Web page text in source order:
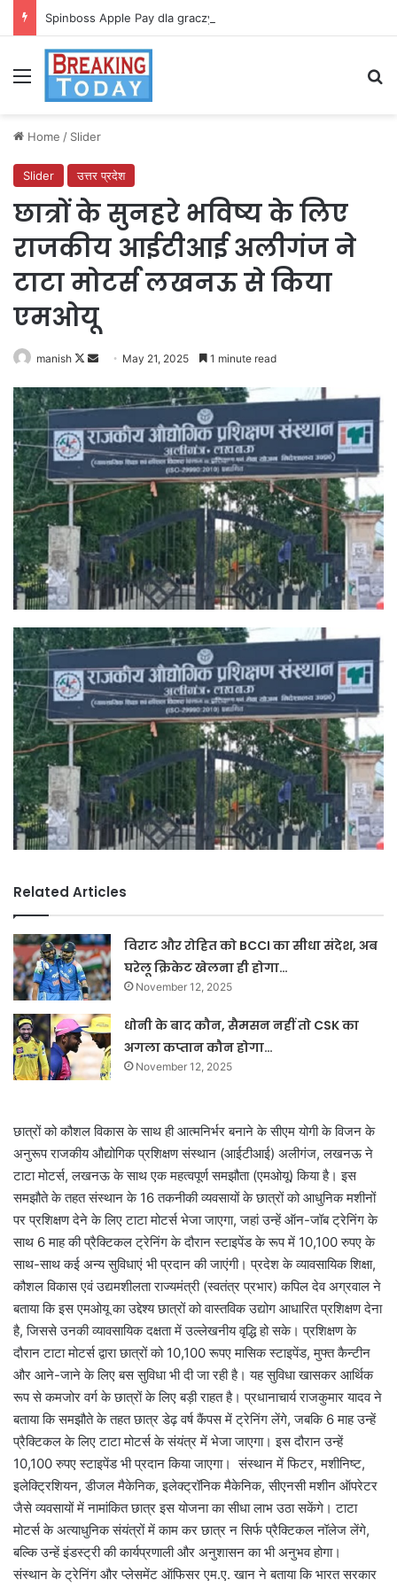
Spinboss Apple Pay dla graczy na iPhone
Menu
Home / Slider
Slider उत्तर प्रदेश
छात्रों के सुनहरे भविष्य के लिए
राजकीय आईटीआई अलीगंज ने
टाटा मोटर्स लखनऊ से किया
एमओयू
manish
Follow
X
Send
email
May 21, 2025 1 minute read
Related Articles
विराट और रोहित को BCCI का सीधा संदेश, अब
घरेलू क्रिकेट खेलना ही होगा…
November 12, 2025
धोनी के बाद कौन, सैमसन नहीं तो CSK का
अगला कप्तान कौन होगा…
November 12, 2025
छात्रों को कौशल विकास के साथ ही आत्मनिर्भर बनाने के सीएम योगी के विजन के
अनुरूप राजकीय औद्योगिक प्रशिक्षण संस्थान (आईटीआई) अलीगंज, लखनऊ ने
टाटा मोटर्स, लखनऊ के साथ एक महत्वपूर्ण समझौता (एमओयू) किया है। इस
समझौते के तहत संस्थान के 16 तकनीकी व्यवसायों के छात्रों को आधुनिक मशीनों
पर प्रशिक्षण देने के लिए टाटा मोटर्स भेजा जाएगा, जहां उन्हें ऑन-जॉब ट्रेनिंग के
साथ 6 माह की प्रैक्टिकल ट्रेनिंग के दौरान स्टाइपेंड के रूप में 10,100 रुपए के
साथ-साथ कई अन्य सुविधाएं भी प्रदान की जाएंगी। प्रदेश के व्यावसायिक शिक्षा,
कौशल विकास एवं उद्यमशीलता राज्यमंत्री (स्वतंत्र प्रभार) कपिल देव अग्रवाल ने
बताया कि इस एमओयू का उद्देश्य छात्रों को वास्तविक उद्योग आधारित प्रशिक्षण देना
है, जिससे उनकी व्यावसायिक दक्षता में उल्लेखनीय वृद्धि हो सके। प्रशिक्षण के
दौरान टाटा मोटर्स द्वारा छात्रों को 10,100 रूपए मासिक स्टाइपेंड, मुफ्त कैन्टीन
और आने-जाने के लिए बस सुविधा भी दी जा रही है। यह सुविधा खासकर आर्थिक
रूप से कमजोर वर्ग के छात्रों के लिए बड़ी राहत है। प्रधानाचार्य राजकुमार यादव ने
बताया कि समझौते के तहत छात्र डेढ़ वर्ष कैंपस में ट्रेनिंग लेंगे, जबकि 6 माह उन्हें
प्रैक्टिकल के लिए टाटा मोटर्स के संयंत्र में भेजा जाएगा। इस दौरान उन्हें
10,100 रुपए स्टाइपेंड भी प्रदान किया जाएगा। संस्थान में फिटर, मशीनिष्ट,
इलेक्ट्रिशियन, डीजल मैकेनिक, इलेक्ट्रॉनिक मैकेनिक, सीएनसी मशीन ऑपरेटर
जैसे व्यवसायों में नामांकित छात्र इस योजना का सीधा लाभ उठा सकेंगे। टाटा
मोटर्स के अत्याधुनिक संयंत्रों में काम कर छात्र न सिर्फ प्रैक्टिकल नॉलेज लेंगे,
बल्कि उन्हें इंडस्ट्री की कार्यप्रणाली और अनुशासन का भी अनुभव होगा।
संस्थान के ट्रेनिंग और प्लेसमेंट ऑफिसर एम.ए. खान ने बताया कि भारत सरकार